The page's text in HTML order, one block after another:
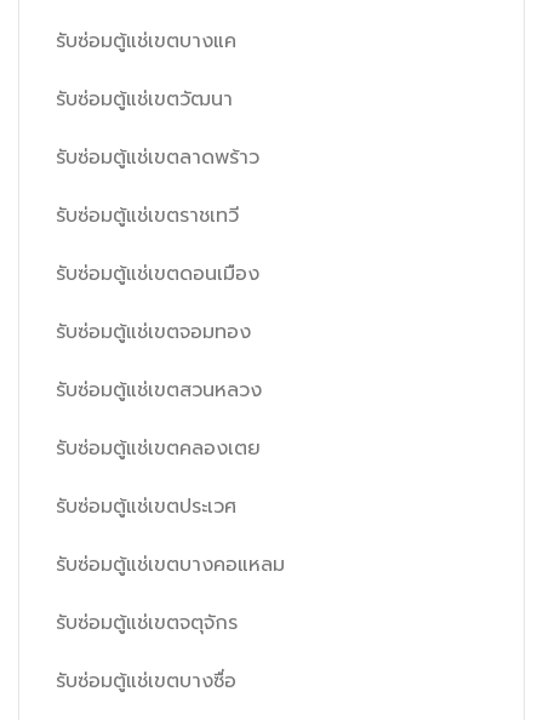
รับซ่อมตู้แช่เขตบางแค
รับซ่อมตู้แช่เขตวัฒนา
รับซ่อมตู้แช่เขตลาดพร้าว
รับซ่อมตู้แช่เขตราชเทวี
รับซ่อมตู้แช่เขตดอนเมือง
รับซ่อมตู้แช่เขตจอมทอง
รับซ่อมตู้แช่เขตสวนหลวง
รับซ่อมตู้แช่เขตคลองเตย
รับซ่อมตู้แช่เขตประเวศ
รับซ่อมตู้แช่เขตบางคอแหลม
รับซ่อมตู้แช่เขตจตุจักร
รับซ่อมตู้แช่เขตบางซื่อ